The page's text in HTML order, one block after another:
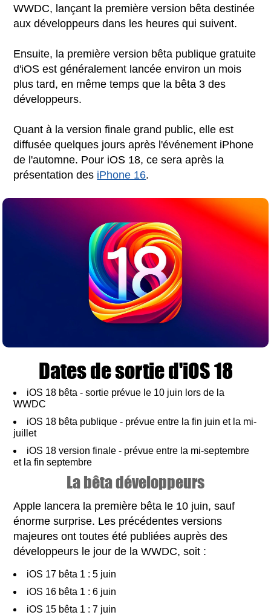
WWDC, lançant la première version bêta destinée
aux développeurs dans les heures qui suivent.
Ensuite, la première version bêta publique gratuite
d'iOS est généralement lancée environ un mois
plus tard, en même temps que la bêta 3 des
développeurs.
Quant à la version finale grand public, elle est
diffusée quelques jours après l'événement iPhone
de l'automne. Pour iOS 18, ce sera après la
présentation des iPhone 16.
Dates de sortie d'iOS 18
iOS 18 bêta - sortie prévue le 10 juin lors de la
WWDC
iOS 18 bêta publique - prévue entre la fin juin et la mi-
juillet
iOS 18 version finale - prévue entre la mi-septembre
et la fin septembre
La bêta développeurs
Apple lancera la première bêta le 10 juin, sauf
énorme surprise. Les précédentes versions
majeures ont toutes été publiées auprès des
développeurs le jour de la WWDC, soit :
iOS 17 bêta 1 : 5 juin
iOS 16 bêta 1 : 6 juin
iOS 15 bêta 1 : 7 juin